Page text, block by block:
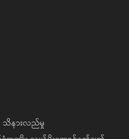
နားလည်မှု